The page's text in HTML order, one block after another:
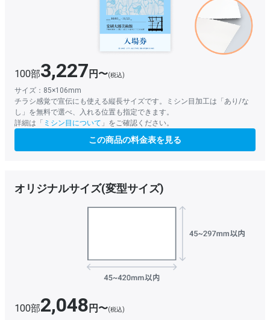
100部3,227 円〜(税込)
サイズ：85×106mm
チラシ感覚で宣伝にも使える縦長サイズです。ミシン目加工は「あり/な
し」を無料で選べ、入れる位置も指定できます。
詳細は「 ミシン目について 」をご確認ください。
この商品の料金表を見る
オリジナルサイズ(変型サイズ)
100部2,048 円〜(税込)